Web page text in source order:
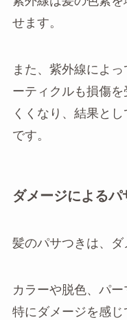
せます。
また、紫外線によ
ーティクルも損傷
くくなり、結果と
です。
ダメージによるパ
髪のパサつきは、ダ
カラーや脱色、パ
特にダメージを感じ